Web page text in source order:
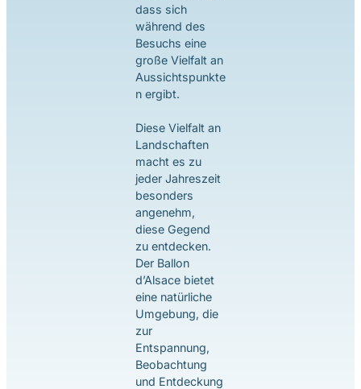
dass sich
während des
Besuchs eine
große Vielfalt an
Aussichtspunkte
n ergibt.
Diese Vielfalt an
Landschaften
macht es zu
jeder Jahreszeit
besonders
angenehm,
diese Gegend
zu entdecken.
Der Ballon
d’Alsace bietet
eine natürliche
Umgebung, die
zur
Entspannung,
Beobachtung
und Entdeckung